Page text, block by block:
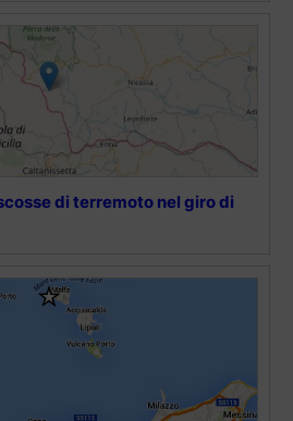
di terremoto nel giro di